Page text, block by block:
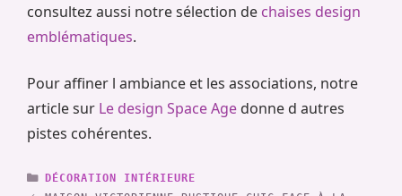
consultez aussi notre sélection de chaises design
emblématiques.
Pour affiner l ambiance et les associations, notre
article sur Le design Space Age donne d autres
pistes cohérentes.
CATÉGORIES
DÉCORATION INTÉRIEURE